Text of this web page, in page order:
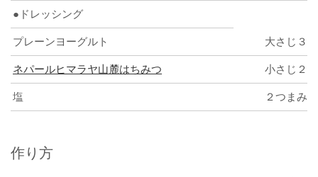
●ドレッシング
プレーンヨーグルト 大さじ３
ネパールヒマラヤ山麓はちみつ 小さじ２
塩 ２つまみ
作り方